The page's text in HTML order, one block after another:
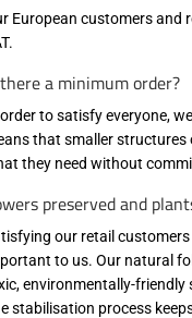
European customers and
a minimum order?
to satisfy everyone,
that smaller
they need without
preserved and
our retail
to us. Our natural
environmentally-friendly
stabilisation process